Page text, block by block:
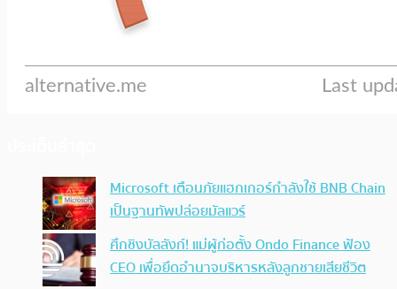
Microsoft เตือนภัยแฮกเกอร์กำลังใช้ BNB Chain
เป็นฐานทัพปล่อยมัลแวร์
ศึกชิงบัลลังก์! แม่ผู้ก่อตั้ง Ondo Finance ฟ้อง
CEO เพื่อยึดอำนาจบริหารหลังลูกชายเสียชีวิต